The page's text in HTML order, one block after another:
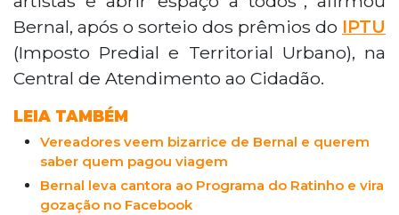
Bernal, após o sorteio dos prêmios do IPTU
(Imposto Predial e Territorial Urbano), na
Central de Atendimento ao Cidadão.
LEIA TAMBÉM
Vereadores veem bizarrice de Bernal e querem
saber quem pagou viagem
Bernal leva cantora ao Programa do Ratinho e vira
gozação no Facebook